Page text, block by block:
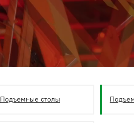
Подъемные столы